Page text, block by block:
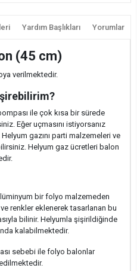
Yardım Başlıkları Yorumlar
(45 cm)
verilmektedir.
ile çok kısa bir sürede
Eğer uçmasını istiyorsanız
gazını parti malzemeleri ve
Helyum gaz ücretleri balon
bir folyo malzemeden
ve renkler eklenerek tasarlanan bu
bilinir. Helyumla şişirildiğinde
kalabilmektedir.
sebebi ile folyo balonlar